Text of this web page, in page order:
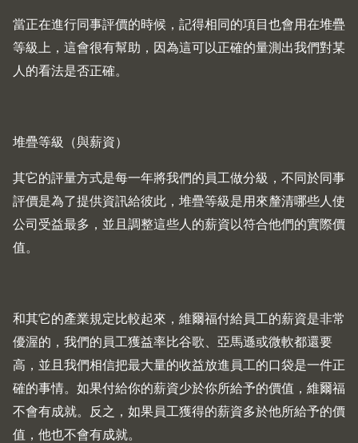
當正在進行同事評價的時候，記得相同的項目也會用在堆疊
等級上，這會很有幫助，因為這可以正確的量測出我們對某
人的看法是否正確。
堆疊等級（與薪資）
其它的評量方式是每一年將我們的員工做分級，不同於同事
評價是為了提供資訊給彼此，堆疊等級是用來釐清哪些人使
公司受益最多，並且調整這些人的薪資以符合他們的實際價
值。
和其它的產業規定比較起來，維爾福付給員工的薪資是非常
優渥的，我們的員工獲益率比谷歌、亞馬遜或微軟都還要
高，並且我們相信把最大量的收益放進員工的口袋是一件正
確的事情。如果付給你的薪資少於你所給予的價值，維爾福
不會有成就。反之，如果員工獲得的薪資多於他所給予的價
值，他也不會有成就。